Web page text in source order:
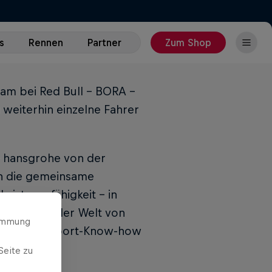
Rennen Partner Zum Shop
bei Red Bull - BORA -
einzelne Fahrer
von der
die gemeinsame
- in
aus der Welt von
das Radsport-Know-how
zu